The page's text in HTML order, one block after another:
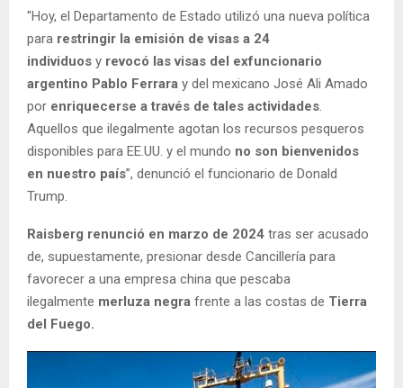
"Hoy, el Departamento de Estado utilizó una nueva política
para restringir la emisión de visas a 24
individuos y revocó las visas del exfuncionario
argentino Pablo Ferrara y del mexicano José Ali Amado
por enriquecerse a través de tales actividades.
Aquellos que ilegalmente agotan los recursos pesqueros
disponibles para EE.UU. y el mundo no son bienvenidos
en nuestro país”, denunció el funcionario de Donald
Trump.
Raisberg renunció en marzo de 2024 tras ser acusado
de, supuestamente, presionar desde Cancillería para
favorecer a una empresa china que pescaba
ilegalmente merluza negra frente a las costas de Tierra
del Fuego.